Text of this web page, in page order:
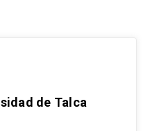
de Talca